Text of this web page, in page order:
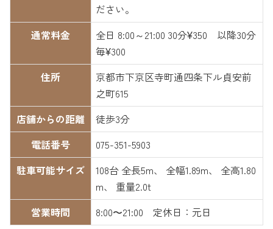
ださい。
通常料金
全日 8:00～21:00 30分¥350 以降30分
毎¥300
住所
京都市下京区寺町通四条下ル貞安前
之町615
店舗からの距離
徒歩3分
電話番号
075-351-5903
駐車可能サイズ
108台 全長5m、 全幅1.89m、 全高1.80
m、 重量2.0t
営業時間
8:00〜21:00 定休日：元日